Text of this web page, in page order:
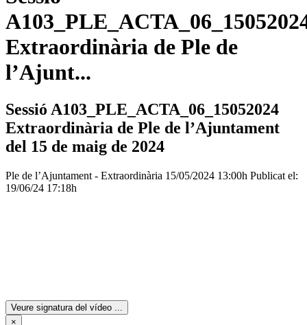
Extraordinària de Ple de
l’Ajunt...
Sessió A103_PLE_ACTA_06_15052024
Extraordinària de Ple de l’Ajuntament
del 15 de maig de 2024
Ple de l’Ajuntament - Extraordinària 15/05/2024 13:00h Publicat el:
19/06/24 17:18h
Veure signatura del vídeo
×